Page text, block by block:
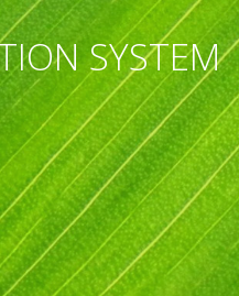
SYSTEM